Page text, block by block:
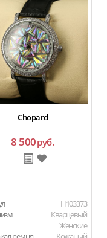
Chopard
8 500руб.
H103373
Кварцевый
Женские